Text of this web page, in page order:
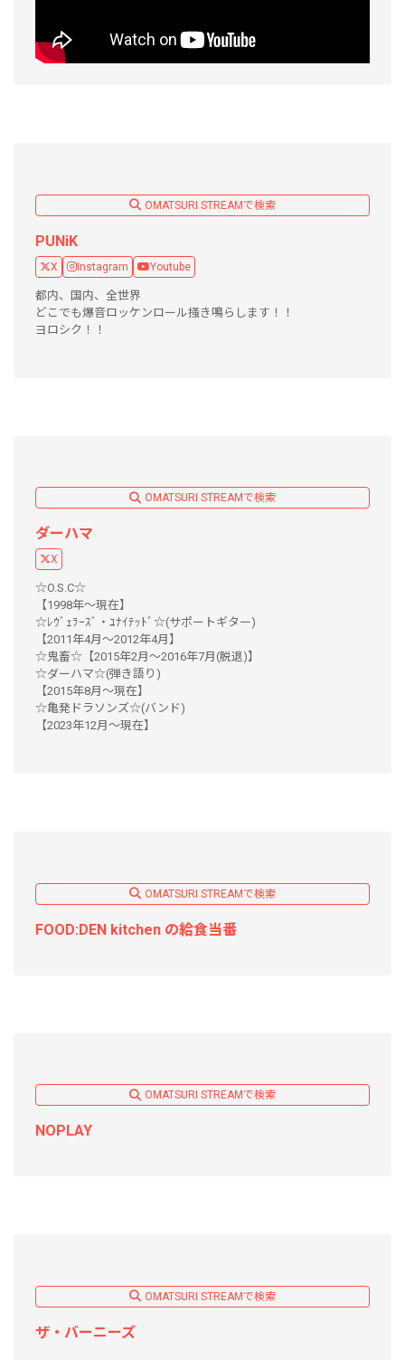
OMATSURI STREAMで検索
PUNiK
X Instagram Youtube
都内、国内、全世界
どこでも爆音ロッケンロール掻き鳴らします！！
ヨロシク！！
OMATSURI STREAMで検索
ダーハマ
X
☆O.S.C☆
【1998年～現在】
☆ﾚｳﾞｪﾗｰｽﾞ・ﾕﾅｲﾃｯﾄﾞ☆(サポートギター)
【2011年4月～2012年4月】
☆鬼畜☆【2015年2月～2016年7月(脱退)】
☆ダーハマ☆(弾き語り)
【2015年8月～現在】
☆亀発ドラソンズ☆(バンド)
【2023年12月〜現在】
OMATSURI STREAMで検索
FOOD:DEN kitchen の給食当番
OMATSURI STREAMで検索
NOPLAY
OMATSURI STREAMで検索
ザ・バーニーズ